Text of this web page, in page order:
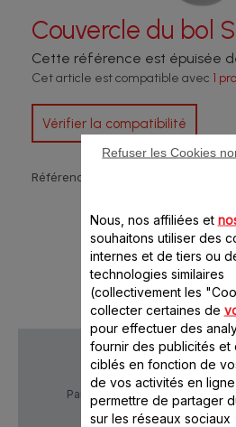
Couvercle du bol
Cette référence est épuisée
Cet article est compatible avec 1
Vérifier la compatibilité
Référence :
Paiement Sécurisé
Nous, nos affiliées et
souhaitons utiliser des
internes et de tiers ou
technologies similaires
(collectivement les
collecter certaines de
pour effectuer des
fournir des publicités et
ciblés en fonction de
de vos activités en
permettre de partager
sur les réseaux sociaux
Refuser les Cookies